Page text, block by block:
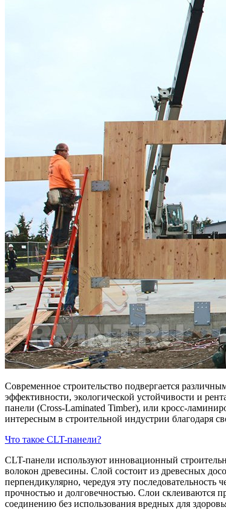
Современное строительство подвергается
эффективности, экологической устойчивости и
панели (Cross-Laminated Timber), или кросс-
интересным в строительной индустрии благодаря
Что такое CLT-панели?
CLT-панели используют инновационный
волокон древесины. Слой состоит из древесных
перпендикулярно, чередуя эту последовательность
прочностью и долговечностью. Слои склеиваются
соединению без использования вредных для